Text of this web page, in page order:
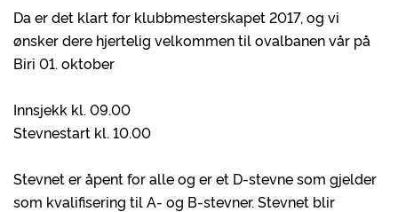
Da er det klart for klubbmesterskapet 2017, og vi
ønsker dere hjertelig velkommen til ovalbanen vår på
Biri 01. oktober
Innsjekk kl. 09.00
Stevnestart kl. 10.00
Stevnet er åpent for alle og er et D-stevne som gjelder
som kvalifisering til A- og B-stevner. Stevnet blir